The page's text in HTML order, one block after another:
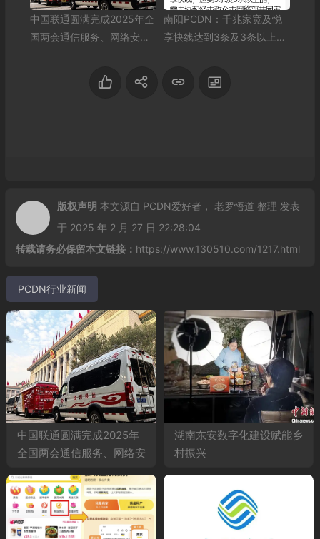
中国联通圆满完成2025年全
国两会通信服务、网络安全
南阳PCDN：千兆家宽及悦
享快线达到3条及3条以上的
版权声明 本文源自 PCDN爱好者 ， 老罗悟道 整理 发表
于 2025 年 2 月 27 日 22:28:04
转载请务必保留本文链接： https://www.130510.com/1217.html
PCDN行业新闻
中国联通圆满完成2025年
全国两会通信服务、网络安
湖南东安数字化建设赋能乡
村振兴